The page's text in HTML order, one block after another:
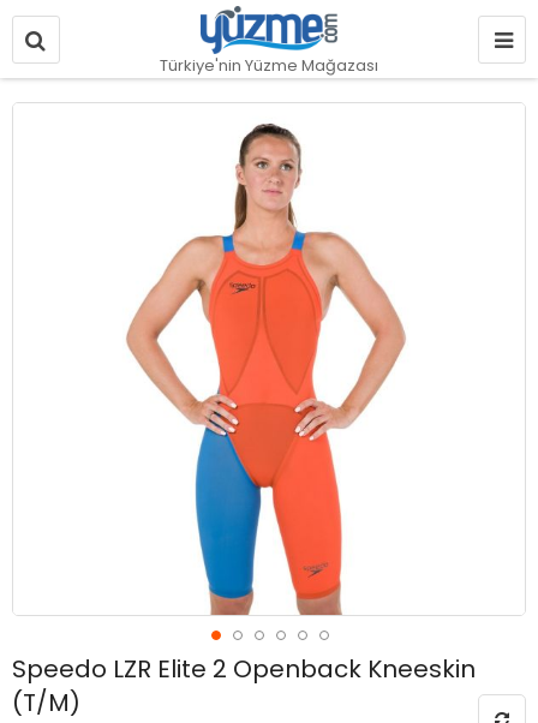
Türkiye'nin Yüzme Mağazası
Speedo LZR Elite 2 Openback Kneeskin
(T/M)
Resim
Resim
galerisinin
başlangıcına